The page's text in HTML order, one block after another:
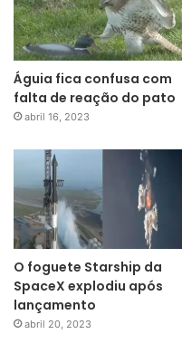
Águia fica confusa com
falta de reação do pato
abril 16, 2023
O foguete Starship da
SpaceX explodiu após
lançamento
abril 20, 2023